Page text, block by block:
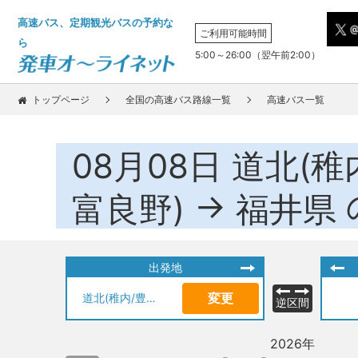
高速バス、定期観光バスの予約な
ら
ご利用可能時間
5:00～26:00（翌午前2:00）
トップページ 全国の高速バス路線一覧 高速バス一覧
08月08日 道北(稚
富良野) → 福井県
出発地
道北(稚内/豊富/羽幌/名寄/枝幸/旭川/富良野) 変更 逆区間
2026年